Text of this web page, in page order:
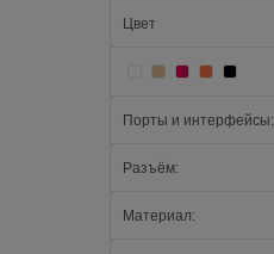
Цвет
Порты и интерфейсы:
Разъём:
Материал: